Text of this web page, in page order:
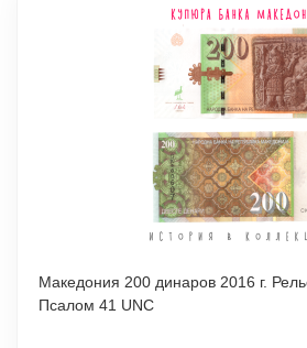
Македония 200 динаров 2016 г.
Псалом 41 UNC